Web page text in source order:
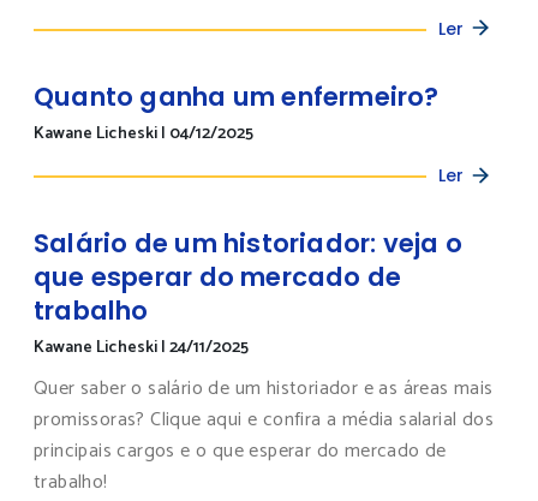
Ler
Quanto ganha um enfermeiro?
Kawane Licheski| 04/12/2025
Ler
Salário de um historiador: veja o
que esperar do mercado de
trabalho
Kawane Licheski|24/11/2025
Quer saber o salário de um historiador e as áreas mais
promissoras? Clique aqui e confira a média salarial dos
principais cargos e o que esperar do mercado de
trabalho!